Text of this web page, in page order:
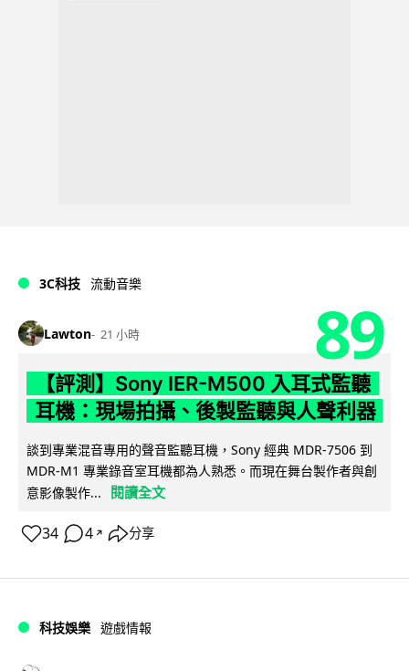
3C科技 流動音樂
Lawton 21 小時 89
【評測】Sony IER-M500 入耳式監聽
耳機：現場拍攝、後製監聽與人聲利器
談到專業混音專用的聲音監聽耳機，Sony 經典 MDR-7506 到
MDR-M1 專業錄音室耳機都為人熟悉。而現在舞台製作者與創
意影像製作...
閱讀全文
34 4 ↗ 分享
科技娛樂 遊戲情報